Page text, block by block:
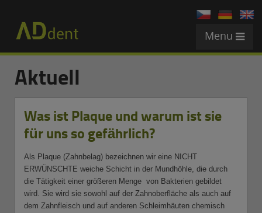
Menu
Aktuell
Was ist Plaque und warum ist sie
für uns so gefährlich?
Als Plaque (Zahnbelag) bezeichnen wir eine NICHT
ERWÜNSCHTE weiche Schicht in der Mundhöhle, die durch
die Tätigkeit einer größeren Menge von Bakterien gebildet
wird. Sie wird sie sowohl auf der Zahnoberfläche als auch auf
dem Zahnfleisch und auf anderen Schleimhäuten chemisch